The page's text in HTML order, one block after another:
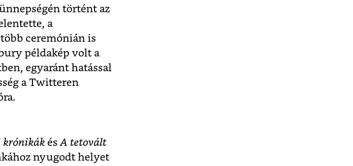
történt az
a
ceremónián is
példakép volt a
egyaránt hatással
a Twitteren
krónikák és A tetovált
nyugodt helyet